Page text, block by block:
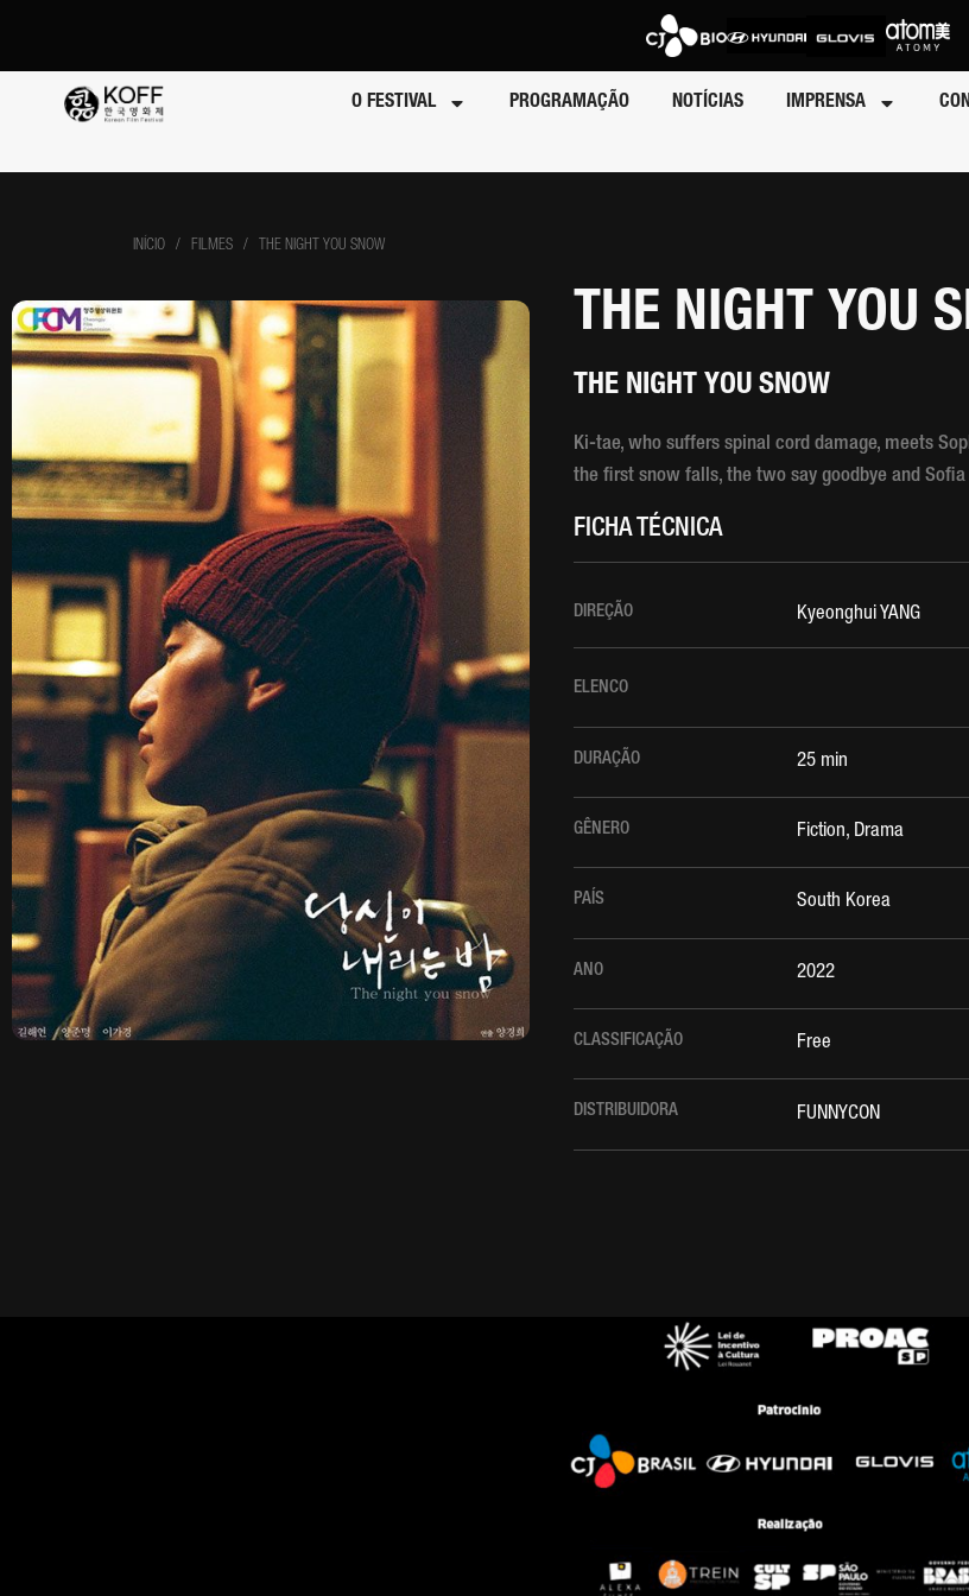
O FESTIVAL PROGRAMAÇÃO NOTÍCIAS IMPRENSA
INÍCIO / FILMES / THE NIGHT YOU SNOW
THE NIGHT YOU
THE NIGHT YOU SNOW
Ki-tae, who suffers spinal cord damage, meets
the first snow falls, the two say goodbye and
FICHA TÉCNICA
DIREÇÃO Kyeonghui YANG
ELENCO
DURAÇÃO 25 min
GÊNERO Fiction, Drama
PAÍS South Korea
ANO 2022
CLASSIFICAÇÃO Free
DISTRIBUIDORA FUNNYCON